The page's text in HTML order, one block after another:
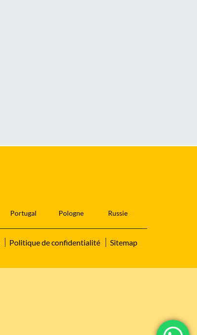
Portugal Pologne Russie
Politique de confidentialité Sitemap